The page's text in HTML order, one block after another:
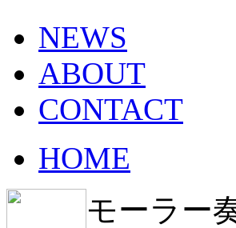
NEWS
ABOUT
CONTACT
HOME
モーラー